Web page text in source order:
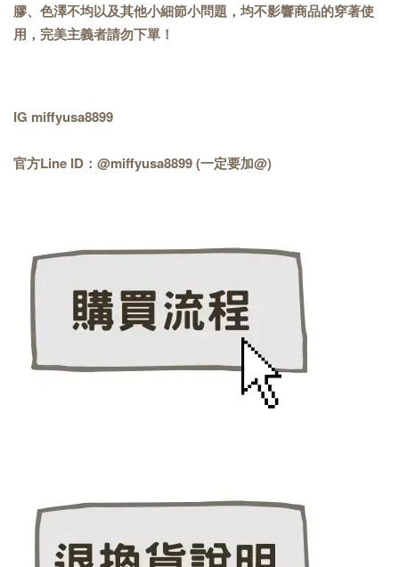
膠、色澤不均以及其他小細節小問題，均不影響商品的穿著使
用，完美主義者請勿下單！
IG miffyusa8899
官方Line ID：@miffyusa8899 (一定要加@)